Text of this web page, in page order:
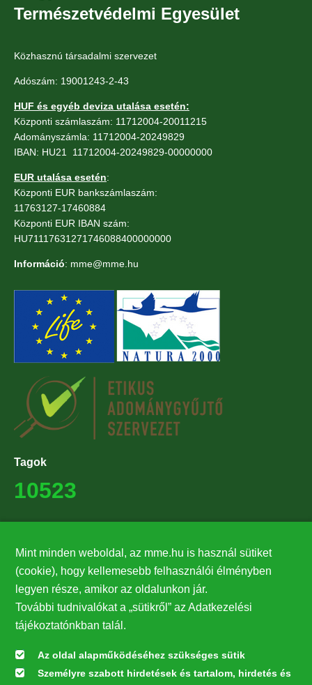
Természetvédelmi Egyesület
Közhasznú társadalmi szervezet
Adószám: 19001243-2-43
HUF és egyéb deviza utalása esetén:
Központi számlaszám: 11712004-20011215
Adományszámla: 11712004-20249829
IBAN: HU21 11712004-20249829-00000000
EUR utalása esetén:
Központi EUR bankszámlaszám:
11763127-17460884
Központi EUR IBAN szám:
HU71117631271746088400000000
Információ: mme@mme.hu
Tagok
10523
27224
Hírlevél feliratkozás
Értesüljön elsőként legfrissebb híreinkről, eseményeinkről!
Feliratkozás
Mint minden weboldal, az mme.hu is használ sütiket
(cookie), hogy kellemesebb felhasználói élményben
legyen része, amikor az oldalunkon jár.
További tudnivalókat a „sütikről” az Adatkezelési
tájékoztatónkban talál.
Az oldal alapműködéséhez szükséges sütik
Személyre szabott hirdetések és tartalom, hirdetés és